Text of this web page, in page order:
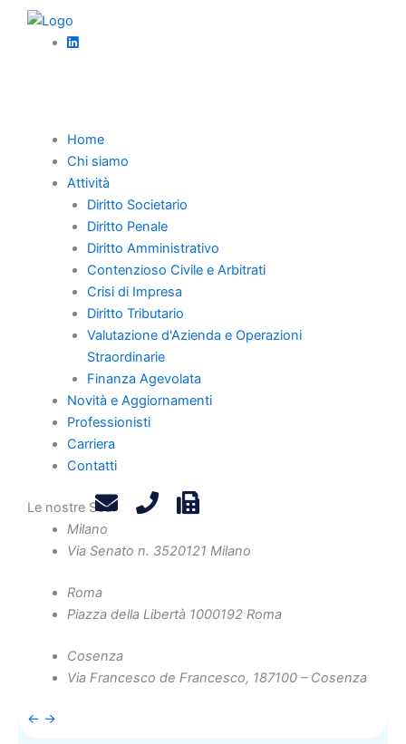
Home
Chi siamo
Attività
Diritto Societario
Diritto Penale
Diritto Amministrativo
Contenzioso Civile e Arbitrati
Crisi di Impresa
Diritto Tributario
Valutazione d'Azienda e Operazioni
Straordinarie
Finanza Agevolata
Novità e Aggiornamenti
Professionisti
Carriera
Contatti
Le nostre Sedi
Milano
Via Senato n. 3520121 Milano
Roma
Piazza della Libertà 1000192 Roma
Cosenza
Via Francesco de Francesco, 187100 – Cosenza
← →
GIURISPRUDENZA -
FALLIMENTO
Pannina
Gennaio 20, 2007
Leggi l’articolo completo Link
Articolo precedente
Articolo successivo
Una rete di professionisti
presente su tutto il territorio